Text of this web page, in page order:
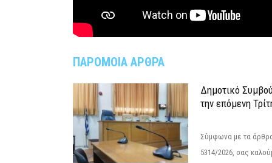
ΠΑΡΟΜΟΙΑ ΑΡΘΡΑ
Δημοτικό
την επόμενη
Σύμφωνα με τα
5314/2026, σας